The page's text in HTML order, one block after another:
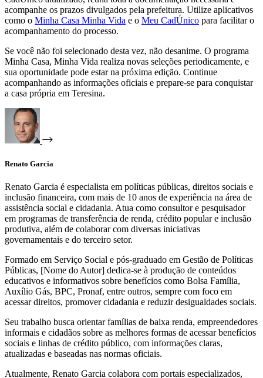
acompanhe os prazos divulgados pela prefeitura. Utilize aplicativos
como o Minha Casa Minha Vida e o Meu CadÚnico para facilitar o
acompanhamento do processo.
Se você não foi selecionado desta vez, não desanime. O programa
Minha Casa, Minha Vida realiza novas seleções periodicamente, e
sua oportunidade pode estar na próxima edição. Continue
acompanhando as informações oficiais e prepare-se para conquistar
a casa própria em Teresina.
Renato Garcia
Renato Garcia é especialista em políticas públicas, direitos sociais e
inclusão financeira, com mais de 10 anos de experiência na área de
assistência social e cidadania. Atua como consultor e pesquisador
em programas de transferência de renda, crédito popular e inclusão
produtiva, além de colaborar com diversas iniciativas
governamentais e do terceiro setor.
Formado em Serviço Social e pós-graduado em Gestão de Políticas
Públicas, [Nome do Autor] dedica-se à produção de conteúdos
educativos e informativos sobre benefícios como Bolsa Família,
Auxílio Gás, BPC, Pronaf, entre outros, sempre com foco em
acessar direitos, promover cidadania e reduzir desigualdades sociais.
Seu trabalho busca orientar famílias de baixa renda, empreendedores
informais e cidadãos sobre as melhores formas de acessar benefícios
sociais e linhas de crédito público, com informações claras,
atualizadas e baseadas nas normas oficiais.
Atualmente, Renato Garcia colabora com portais especializados,